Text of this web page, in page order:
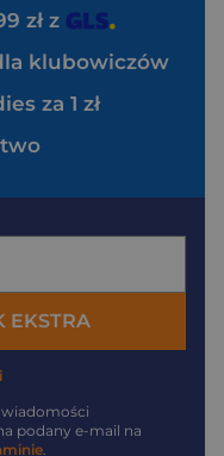
zł z
klubowiczów
za 1 zł
EKSTRA
podany e-mail na
.